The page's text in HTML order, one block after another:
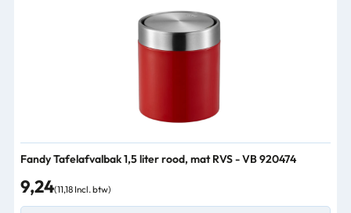
Fandy Tafelafvalbak 1,5 liter rood, mat RVS - VB 920474
9,24(11,18 Incl. btw)